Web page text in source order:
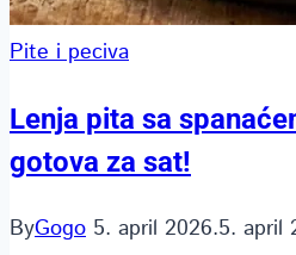
Pite i peciva
Lenja pita sa
gotova za sat!
ByGogo 5. april 2026.5. april